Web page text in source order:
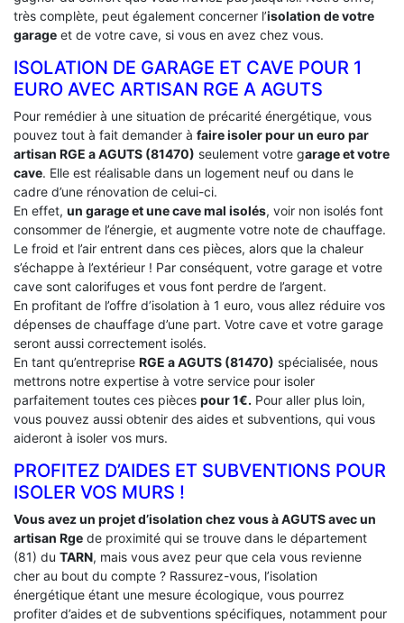
très complète, peut également concerner l’isolation de votre
garage et de votre cave, si vous en avez chez vous.
ISOLATION DE GARAGE ET CAVE POUR 1
EURO AVEC ARTISAN RGE A AGUTS
Pour remédier à une situation de précarité énergétique, vous
pouvez tout à fait demander à faire isoler pour un euro par
artisan RGE a AGUTS (81470) seulement votre garage et votre
cave. Elle est réalisable dans un logement neuf ou dans le
cadre d’une rénovation de celui-ci.
En effet, un garage et une cave mal isolés, voir non isolés font
consommer de l’énergie, et augmente votre note de chauffage.
Le froid et l’air entrent dans ces pièces, alors que la chaleur
s’échappe à l’extérieur ! Par conséquent, votre garage et votre
cave sont calorifuges et vous font perdre de l’argent.
En profitant de l’offre d’isolation à 1 euro, vous allez réduire vos
dépenses de chauffage d’une part. Votre cave et votre garage
seront aussi correctement isolés.
En tant qu’entreprise RGE a AGUTS (81470) spécialisée, nous
mettrons notre expertise à votre service pour isoler
parfaitement toutes ces pièces pour 1€. Pour aller plus loin,
vous pouvez aussi obtenir des aides et subventions, qui vous
aideront à isoler vos murs.
PROFITEZ D’AIDES ET SUBVENTIONS POUR
ISOLER VOS MURS !
Vous avez un projet d’isolation chez vous à AGUTS avec un
artisan Rge de proximité qui se trouve dans le département
(81) du TARN, mais vous avez peur que cela vous revienne
cher au bout du compte ? Rassurez-vous, l’isolation
énergétique étant une mesure écologique, vous pourrez
profiter d’aides et de subventions spécifiques, notamment pour